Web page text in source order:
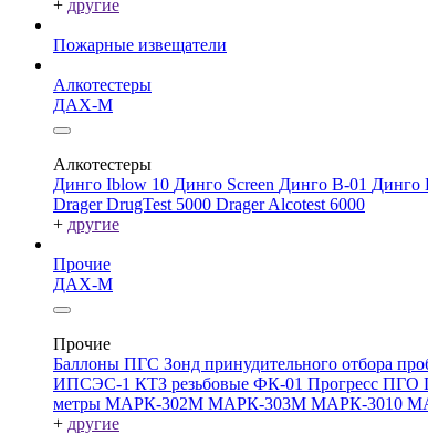
+ другие
Пожарные извещатели
Алкотестеры
ДАХ-М
Алкотестеры
Динго Iblow 10 Динго Screen Динго В-01 Динго
Drager DrugTest 5000 Drager Alcotest 6000
+ другие
Прочие
ДАХ-М
Прочие
Баллоны ПГС Зонд принудительного отбора
ИПСЭС-1 КТЗ резьбовые ФК-01 Прогресс ПГО
метры МАРК-302М МАРК-303М МАРК-3010
+ другие